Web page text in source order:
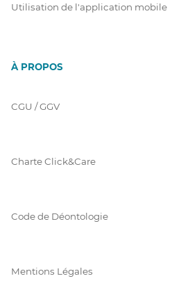
Utilisation de l'application mobile
À PROPOS
CGU / GGV
Charte Click&Care
Code de Déontologie
Mentions Légales